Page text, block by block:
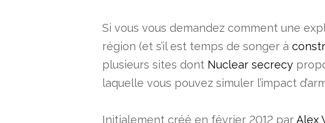
Si vous vous demandez comment une
région (et s’il est temps de songer à
plusieurs sites dont Nuclear secrecy
laquelle vous pouvez simuler l’impact
Initialement créé en février 2012 parAlex